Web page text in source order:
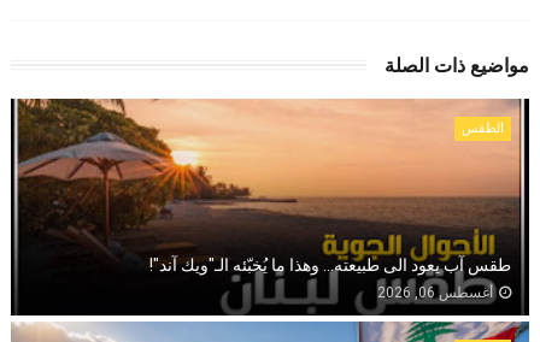
مواضيع ذات الصلة
الطقس
طقس آب يعود الى طبيعته... وهذا ما يُخبّئه الـ"ويك آند"!
أغسطس 06, 2026